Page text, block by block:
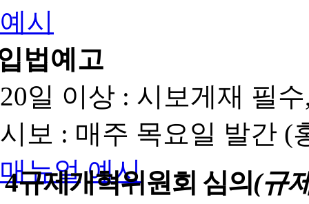
예시
법예고
20일 이상 : 시보게재 필
시보 : 매주 목요일 발간 (
매뉴얼 예시
4규제개혁위원회 심의(규